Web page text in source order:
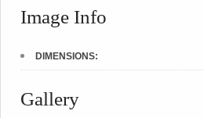
Image Info
DIMENSIONS:
Gallery